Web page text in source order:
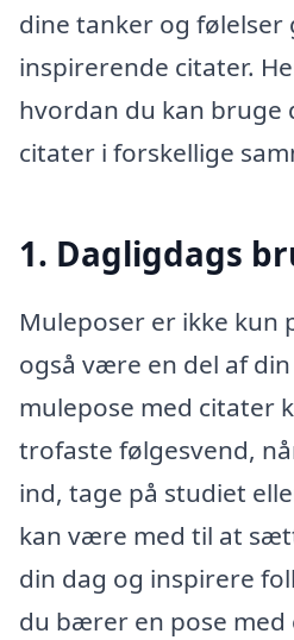
dine tanker og følelser
inspirerende citater.
hvordan du kan bruge
citater i forskellige
1. Dagligdags
Muleposer er ikke kun
også være en del af
mulepose med citater
trofaste følgesvend,
ind, tage på studiet
kan være med til at
din dag og inspirere
du bærer en pose